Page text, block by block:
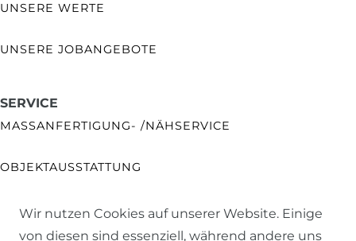
UNSERE WERTE
UNSERE JOBANGEBOTE
SERVICE
MASSANFERTIGUNG- /NÄHSERVICE
OBJEKTAUSSTATTUNG
STOFFPROBEN ANFORDERN
Wir nutzen Cookies auf unserer Website. Einige
von diesen sind essenziell, während andere uns